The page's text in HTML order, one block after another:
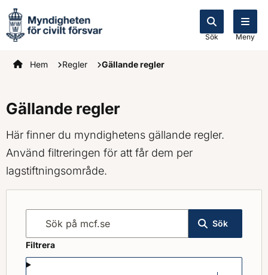
Sök Meny
Startsidan
Hem Regler Gällande regler
Gällande regler
Här finner du myndighetens gällande regler.
Använd filtreringen för att får dem per
lagstiftningsområde.
Sök på mcf.se
Sök
Filtrera